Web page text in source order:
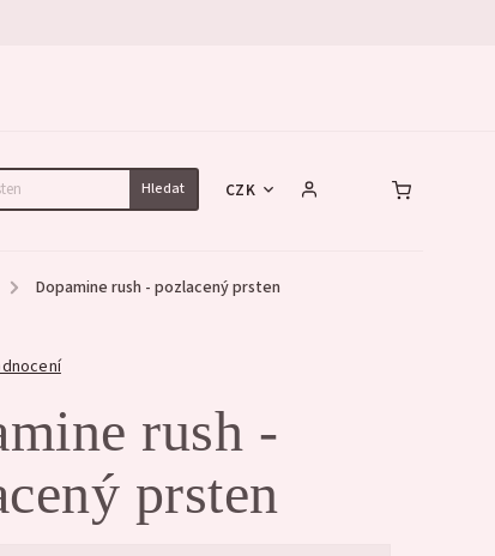
Hledat CZK
NÁHRDELNÍKY NÁRAMKY
/ Dopamine rush - pozlacený prsten
rush -
prsten